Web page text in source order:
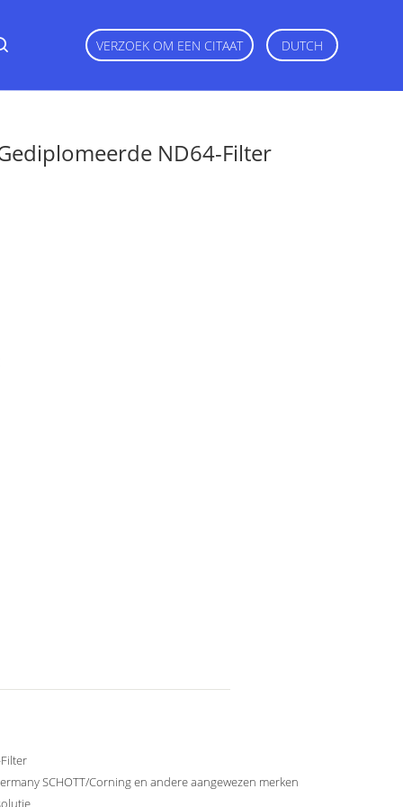
VERZOEK OM EEN CITAAT DUTCH
ND64-Filter
SCHOTT/Corning en andere aangewezen merken